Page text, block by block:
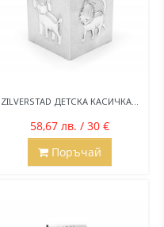
ZILVERSTAD ДЕТСКА КАСИЧКА...
58,67 лв. / 30 €
Поръчай